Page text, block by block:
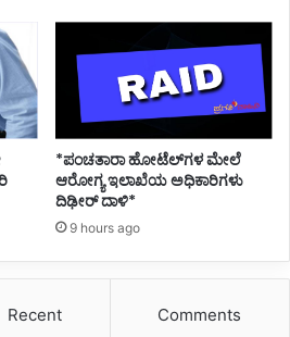
*ಪಂಚತಾರಾ ಹೋಟೆಲ್‌ಗಳ ಮೇಲೆ
ಆರೋಗ್ಯ ಇಲಾಖೆಯ ಅಧಿಕಾರಿಗಳು
ದಿಢೀರ್ ದಾಳಿ*
9 hours ago
Recent Comments